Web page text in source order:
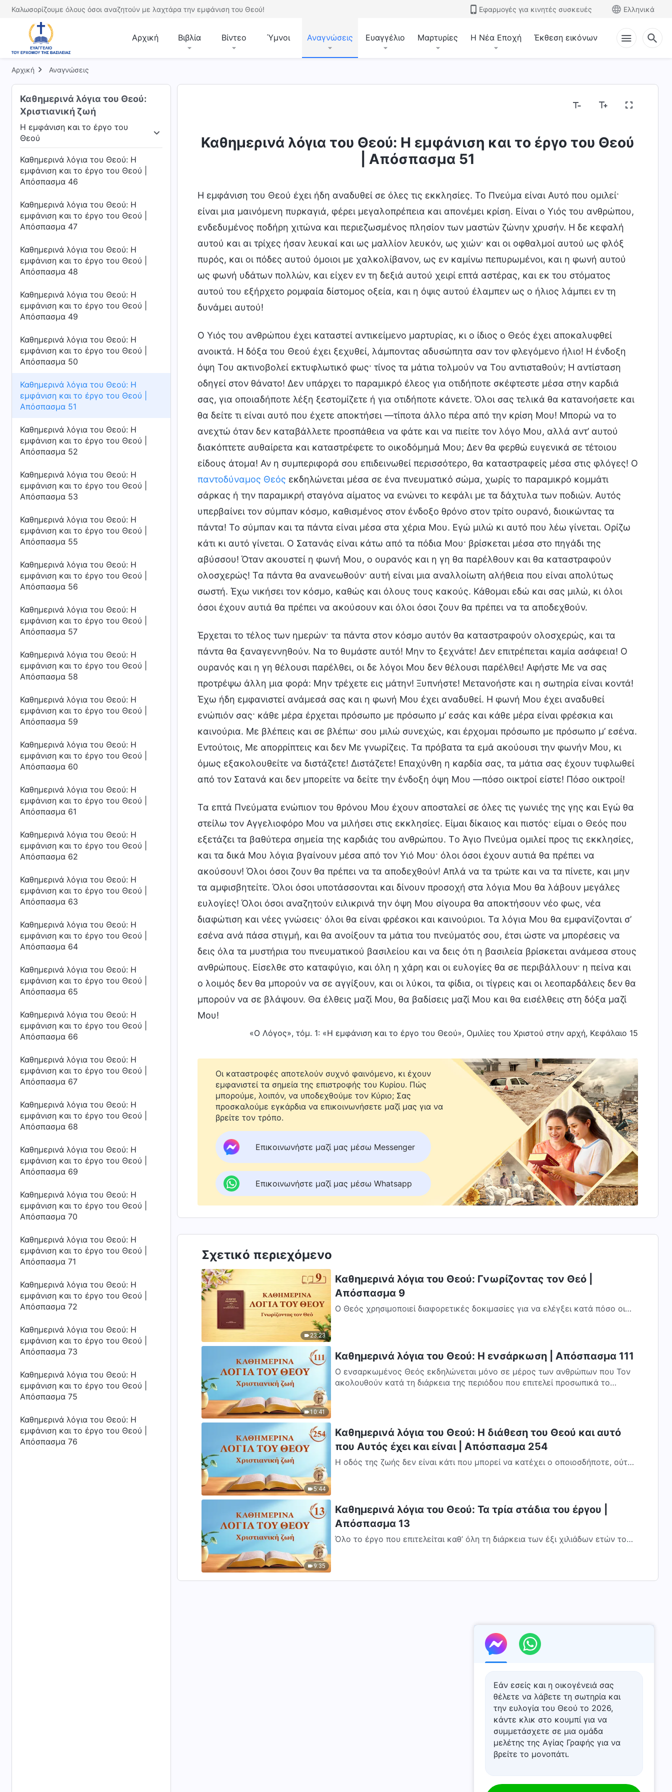
Καλωσορίζουμε όλους όσοι αναζητούν με λαχτάρα την εμφάνιση του Θεού! Εφαρμογές για κινητές συσκευές Ελληνικά
Αρχική Βιβλία Βίντεο Ύμνοι Αναγνώσεις Ευαγγέλιο Μαρτυρίες Η Νέα Εποχή Έκθεση εικόνων
Αρχική Αναγνώσεις
Καθημερινά λόγια του Θεού:
Χριστιανική ζωή
Η εμφάνιση και το έργο του
Θεού
έργου Η εμφάνιση και το έργο του Θεού Η κρίση τις έσχατες ημέρες Η ενσάρκωση Γνωρίζοντας το έργο του Θεού Η διάθεση του Θεού
Καθημερινά λόγια του Θεού: Η
εμφάνιση και το έργο του Θεού |
Απόσπασμα 46
Καθημερινά λόγια του Θεού: Η
εμφάνιση και το έργο του Θεού |
Απόσπασμα 47
Καθημερινά λόγια του Θεού: Η
εμφάνιση και το έργο του Θεού |
Απόσπασμα 48
Καθημερινά λόγια του Θεού: Η
εμφάνιση και το έργο του Θεού |
Απόσπασμα 49
Καθημερινά λόγια του Θεού: Η
εμφάνιση και το έργο του Θεού |
Απόσπασμα 50
Καθημερινά λόγια του Θεού: Η
εμφάνιση και το έργο του Θεού |
Απόσπασμα 51
Καθημερινά λόγια του Θεού: Η
εμφάνιση και το έργο του Θεού |
Απόσπασμα 52
Καθημερινά λόγια του Θεού: Η
εμφάνιση και το έργο του Θεού |
Απόσπασμα 53
Καθημερινά λόγια του Θεού: Η
εμφάνιση και το έργο του Θεού |
Απόσπασμα 55
Καθημερινά λόγια του Θεού: Η
εμφάνιση και το έργο του Θεού |
Απόσπασμα 56
Καθημερινά λόγια του Θεού: Η
εμφάνιση και το έργο του Θεού |
Απόσπασμα 57
Καθημερινά λόγια του Θεού: Η
εμφάνιση και το έργο του Θεού |
Απόσπασμα 58
Καθημερινά λόγια του Θεού: Η
εμφάνιση και το έργο του Θεού |
Απόσπασμα 59
Καθημερινά λόγια του Θεού: Η
εμφάνιση και το έργο του Θεού |
Απόσπασμα 60
Καθημερινά λόγια του Θεού: Η
εμφάνιση και το έργο του Θεού |
Απόσπασμα 61
Καθημερινά λόγια του Θεού: Η
εμφάνιση και το έργο του Θεού |
Απόσπασμα 62
Καθημερινά λόγια του Θεού: Η
εμφάνιση και το έργο του Θεού |
Απόσπασμα 63
Καθημερινά λόγια του Θεού: Η
εμφάνιση και το έργο του Θεού |
Απόσπασμα 64
Καθημερινά λόγια του Θεού: Η
εμφάνιση και το έργο του Θεού |
Απόσπασμα 65
Καθημερινά λόγια του Θεού: Η
εμφάνιση και το έργο του Θεού |
Απόσπασμα 66
Καθημερινά λόγια του Θεού: Η
εμφάνιση και το έργο του Θεού |
Απόσπασμα 67
Καθημερινά λόγια του Θεού: Η
εμφάνιση και το έργο του Θεού |
Απόσπασμα 68
Καθημερινά λόγια του Θεού: Η
εμφάνιση και το έργο του Θεού |
Απόσπασμα 69
Καθημερινά λόγια του Θεού: Η
εμφάνιση και το έργο του Θεού |
Απόσπασμα 70
Καθημερινά λόγια του Θεού: Η
εμφάνιση και το έργο του Θεού |
Απόσπασμα 71
Καθημερινά λόγια του Θεού: Η
εμφάνιση και το έργο του Θεού |
Απόσπασμα 72
Καθημερινά λόγια του Θεού: Η
εμφάνιση και το έργο του Θεού |
Απόσπασμα 73
Καθημερινά λόγια του Θεού: Η
εμφάνιση και το έργο του Θεού |
Απόσπασμα 75
Καθημερινά λόγια του Θεού: Η
εμφάνιση και το έργο του Θεού |
Απόσπασμα 76
Καθημερινά λόγια του Θεού: Η εμφάνιση και το έργο του Θεού
| Απόσπασμα 51
Η εμφάνιση του Θεού έχει ήδη αναδυθεί σε όλες τις εκκλησίες. Το Πνεύμα είναι Αυτό που ομιλεί·
είναι μια μαινόμενη πυρκαγιά, φέρει μεγαλοπρέπεια και απονέμει κρίση. Είναι ο Υιός του ανθρώπου,
ενδεδυμένος ποδήρη χιτώνα και περιεζωσμένος πλησίον των μαστών ζώνην χρυσήν. Η δε κεφαλή
αυτού και αι τρίχες ήσαν λευκαί και ως μαλλίον λευκόν, ως χιών· και οι οφθαλμοί αυτού ως φλόξ
πυρός, και οι πόδες αυτού όμοιοι με χαλκολίβανον, ως εν καμίνω πεπυρωμένοι, και η φωνή αυτού
ως φωνή υδάτων πολλών, και είχεν εν τη δεξιά αυτού χειρί επτά αστέρας, και εκ του στόματος
αυτού του εξήρχετο ρομφαία δίστομος οξεία, και η όψις αυτού έλαμπεν ως ο ήλιος λάμπει εν τη
δυνάμει αυτού!
Ο Υιός του ανθρώπου έχει καταστεί αντικείμενο μαρτυρίας, κι ο ίδιος ο Θεός έχει αποκαλυφθεί
ανοικτά. Η δόξα του Θεού έχει ξεχυθεί, λάμποντας αδυσώπητα σαν τον φλεγόμενο ήλιο! Η ένδοξη
όψη Του ακτινοβολεί εκτυφλωτικό φως· τίνος τα μάτια τολμούν να Του αντισταθούν; Η αντίσταση
οδηγεί στον θάνατο! Δεν υπάρχει το παραμικρό έλεος για οτιδήποτε σκέφτεστε μέσα στην καρδιά
σας, για οποιαδήποτε λέξη ξεστομίζετε ή για οτιδήποτε κάνετε. Όλοι σας τελικά θα κατανοήσετε και
θα δείτε τι είναι αυτό που έχετε αποκτήσει —τίποτα άλλο πέρα από την κρίση Μου! Μπορώ να το
ανεχτώ όταν δεν καταβάλλετε προσπάθεια να φάτε και να πιείτε τον λόγο Μου, αλλά αντ’ αυτού
διακόπτετε αυθαίρετα και καταστρέφετε το οικοδόμημά Μου; Δεν θα φερθώ ευγενικά σε τέτοιου
είδους άτομα! Αν η συμπεριφορά σου επιδεινωθεί περισσότερο, θα καταστραφείς μέσα στις φλόγες! Ο
παντοδύναμος Θεός εκδηλώνεται μέσα σε ένα πνευματικό σώμα, χωρίς το παραμικρό κομμάτι
σάρκας ή την παραμικρή σταγόνα αίματος να ενώνει το κεφάλι με τα δάχτυλα των ποδιών. Αυτός
υπερβαίνει τον σύμπαν κόσμο, καθισμένος στον ένδοξο θρόνο στον τρίτο ουρανό, διοικώντας τα
πάντα! Το σύμπαν και τα πάντα είναι μέσα στα χέρια Μου. Εγώ μιλώ κι αυτό που λέω γίνεται. Ορίζω
κάτι κι αυτό γίνεται. Ο Σατανάς είναι κάτω από τα πόδια Μου· βρίσκεται μέσα στο πηγάδι της
αβύσσου! Όταν ακουστεί η φωνή Μου, ο ουρανός και η γη θα παρέλθουν και θα καταστραφούν
ολοσχερώς! Τα πάντα θα ανανεωθούν· αυτή είναι μια αναλλοίωτη αλήθεια που είναι απολύτως
σωστή. Έχω νικήσει τον κόσμο, καθώς και όλους τους κακούς. Κάθομαι εδώ και σας μιλώ, κι όλοι
όσοι έχουν αυτιά θα πρέπει να ακούσουν και όλοι όσοι ζουν θα πρέπει να τα αποδεχθούν.
Έρχεται το τέλος των ημερών· τα πάντα στον κόσμο αυτόν θα καταστραφούν ολοσχερώς, και τα
πάντα θα ξαναγεννηθούν. Να το θυμάστε αυτό! Μην το ξεχνάτε! Δεν επιτρέπεται καμία ασάφεια! Ο
ουρανός και η γη θέλουσι παρέλθει, οι δε λόγοι Μου δεν θέλουσι παρέλθει! Αφήστε Με να σας
προτρέψω άλλη μια φορά: Μην τρέχετε εις μάτην! Ξυπνήστε! Μετανοήστε και η σωτηρία είναι κοντά!
Έχω ήδη εμφανιστεί ανάμεσά σας και η φωνή Μου έχει αναδυθεί. Η φωνή Μου έχει αναδυθεί
ενώπιόν σας· κάθε μέρα έρχεται πρόσωπο με πρόσωπο μ’ εσάς και κάθε μέρα είναι φρέσκια και
καινούρια. Με βλέπεις και σε βλέπω· σου μιλώ συνεχώς, και έρχομαι πρόσωπο με πρόσωπο μ’ εσένα.
Εντούτοις, Με απορρίπτεις και δεν Με γνωρίζεις. Τα πρόβατα τα εμά ακούουσι την φωνήν Μου, κι
όμως εξακολουθείτε να διστάζετε! Διστάζετε! Επαχύνθη η καρδία σας, τα μάτια σας έχουν τυφλωθεί
από τον Σατανά και δεν μπορείτε να δείτε την ένδοξη όψη Μου —πόσο οικτροί είστε! Πόσο οικτροί!
Τα επτά Πνεύματα ενώπιον του θρόνου Μου έχουν αποσταλεί σε όλες τις γωνιές της γης και Εγώ θα
στείλω τον Αγγελιοφόρο Μου να μιλήσει στις εκκλησίες. Είμαι δίκαιος και πιστός· είμαι ο Θεός που
εξετάζει τα βαθύτερα σημεία της καρδιάς του ανθρώπου. Tο Άγιο Πνεύμα ομιλεί προς τις εκκλησίες,
και τα δικά Μου λόγια βγαίνουν μέσα από τον Υιό Μου· όλοι όσοι έχουν αυτιά θα πρέπει να
ακούσουν! Όλοι όσοι ζουν θα πρέπει να τα αποδεχθούν! Απλά να τα τρώτε και να τα πίνετε, και μην
τα αμφισβητείτε. Όλοι όσοι υποτάσσονται και δίνουν προσοχή στα λόγια Μου θα λάβουν μεγάλες
ευλογίες! Όλοι όσοι αναζητούν ειλικρινά την όψη Μου σίγουρα θα αποκτήσουν νέο φως, νέα
διαφώτιση και νέες γνώσεις· όλοι θα είναι φρέσκοι και καινούριοι. Τα λόγια Μου θα εμφανίζονται σ’
εσένα ανά πάσα στιγμή, και θα ανοίξουν τα μάτια του πνεύματός σου, έτσι ώστε να μπορέσεις να
δεις όλα τα μυστήρια του πνευματικού βασιλείου και να δεις ότι η βασιλεία βρίσκεται ανάμεσα στους
ανθρώπους. Είσελθε στο καταφύγιο, και όλη η χάρη και οι ευλογίες θα σε περιβάλλουν· η πείνα και
ο λοιμός δεν θα μπορούν να σε αγγίξουν, και οι λύκοι, τα φίδια, οι τίγρεις και οι λεοπαρδάλεις δεν θα
μπορούν να σε βλάψουν. Θα έλθεις μαζί Μου, θα βαδίσεις μαζί Μου και θα εισέλθεις στη δόξα μαζί
Μου!
«Ο Λόγος», τόμ. 1: «Η εμφάνιση και το έργο του Θεού», Ομιλίες του Χριστού στην αρχή, Κεφάλαιο 15
Οι καταστροφές αποτελούν συχνό φαινόμενο, κι έχουν
εμφανιστεί τα σημεία της επιστροφής του Κυρίου. Πώς
μπορούμε, λοιπόν, να υποδεχθούμε τον Κύριο; Σας
προσκαλούμε εγκάρδια να επικοινωνήσετε μαζί μας για να
βρείτε τον τρόπο.
Επικοινωνήστε μαζί μας μέσω Messenger
Επικοινωνήστε μαζί μας μέσω Whatsapp
Σχετικό περιεχόμενο
23:23
Καθημερινά λόγια του Θεού: Γνωρίζοντας τον Θεό |
Απόσπασμα 9
Ο Θεός χρησιμοποιεί διαφορετικές δοκιμασίες για να ελέγξει κατά πόσο οι
10:41
Καθημερινά λόγια του Θεού: Η ενσάρκωση | Απόσπασμα 111
Ο ενσαρκωμένος Θεός εκδηλώνεται μόνο σε μέρος των ανθρώπων που Τον
ακολουθούν κατά τη διάρκεια της περιόδου που επιτελεί προσωπικά το
5:44
Καθημερινά λόγια του Θεού: Η διάθεση του Θεού και αυτό
που Αυτός έχει και είναι | Απόσπασμα 254
Η οδός της ζωής δεν είναι κάτι που μπορεί να κατέχει ο οποιοσδήποτε, ούτε
9:35
Καθημερινά λόγια του Θεού: Τα τρία στάδια του έργου |
Απόσπασμα 13
Όλο το έργο που επιτελείται καθ’ όλη τη διάρκεια των έξι χιλιάδων ετών του
Εάν εσείς και η οικογένειά σας
θέλετε να λάβετε τη σωτηρία και
την ευλογία του Θεού το 2026,
κάντε κλικ στο κουμπί για να
συμμετάσχετε σε μια ομάδα
μελέτης της Αγίας Γραφής για να
βρείτε το μονοπάτι.